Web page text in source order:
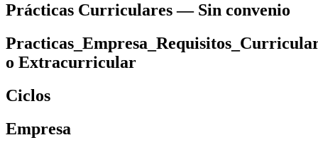
Prácticas Curriculares — Sin convenio
o Extracurricular
Ciclos
Empresa